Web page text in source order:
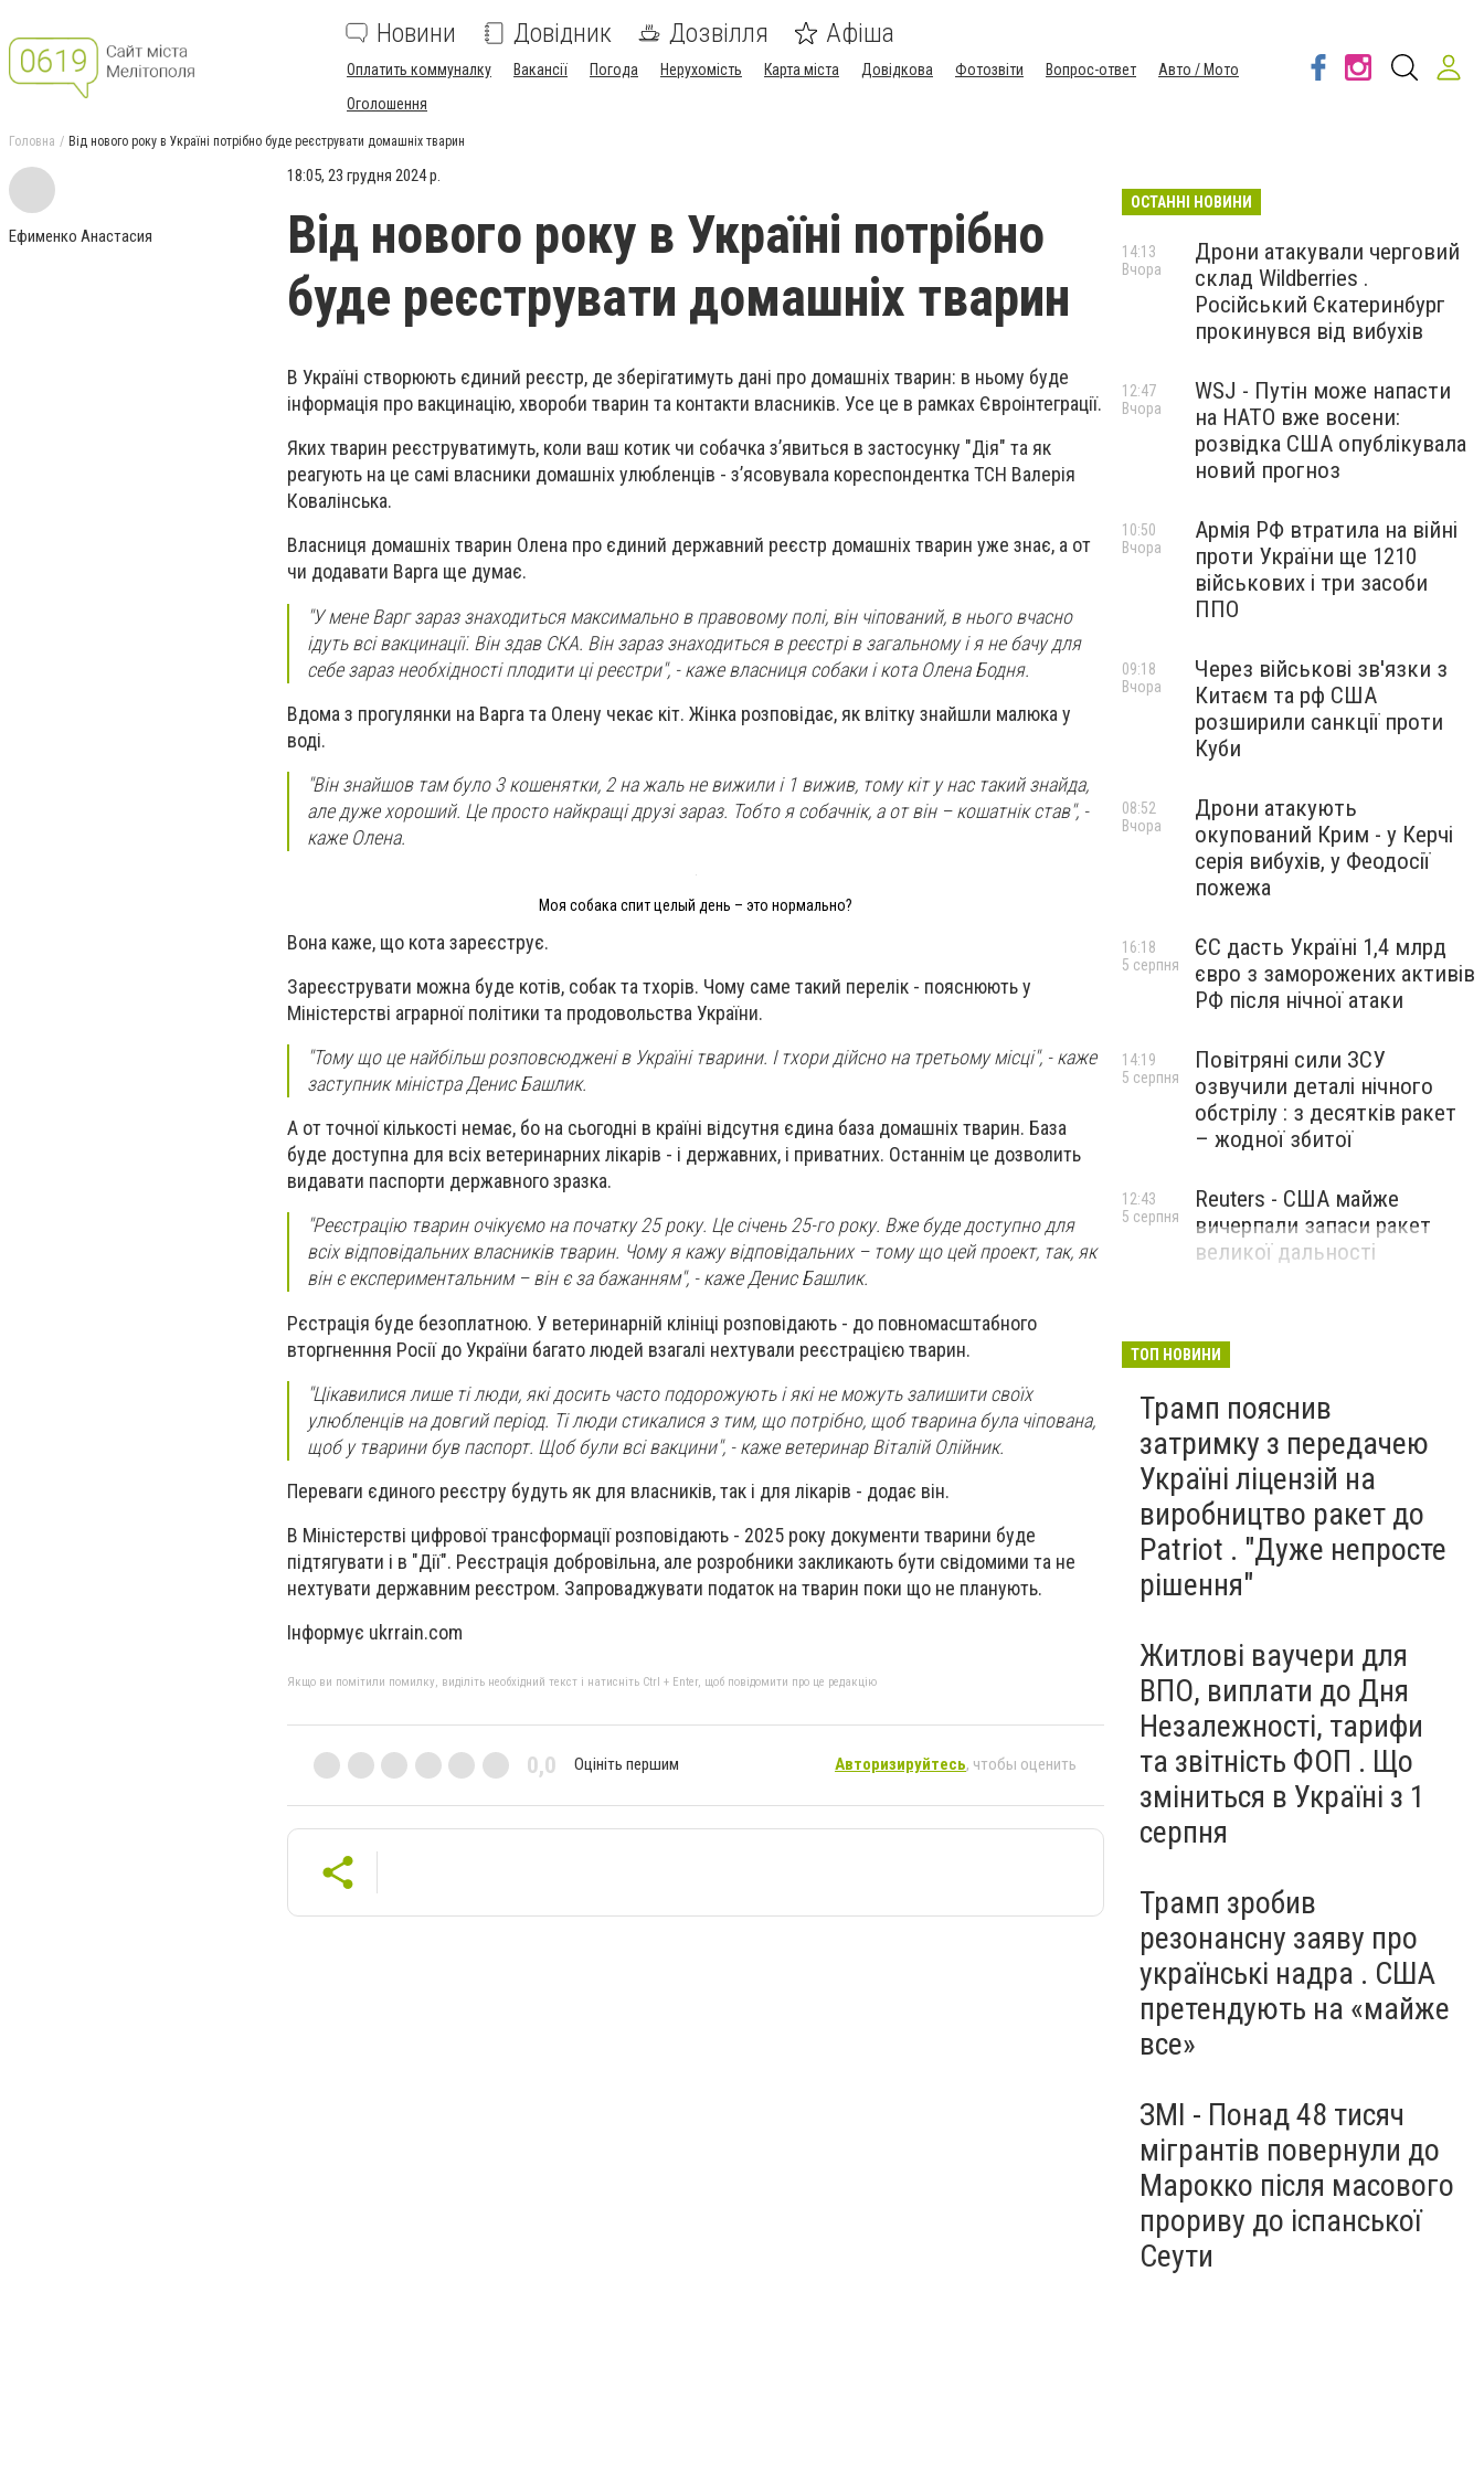
Новини Довідник Дозвілля Афіша
Оплатить коммуналку Вакансії Погода Нерухомість Карта міста Довідкова Фотозвіти Вопрос-ответ
Авто / Мото
Оголошення
Головна Від нового року в Україні потрібно буде реєструвати домашніх тварин
Ефименко Анастасия
18:05, 23 грудня 2024 р.
Від нового року в Україні потрібно
буде реєструвати домашніх тварин
В Україні створюють єдиний реєстр, де зберігатимуть дані про домашніх тварин: в ньому буде
інформація про вакцинацію, хвороби тварин та контакти власників. Усе це в рамках Євроінтеграції.
Яких тварин реєструватимуть, коли ваш котик чи собачка з’явиться в застосунку "Дія" та як
реагують на це самі власники домашніх улюбленців - з’ясовувала кореспондентка ТСН Валерія
Ковалінська.
Власниця домашніх тварин Олена про єдиний державний реєстр домашніх тварин уже знає, а от
чи додавати Варга ще думає.
"У мене Варг зараз знаходиться максимально в правовому полі, він чіпований, в нього вчасно
ідуть всі вакцинації. Він здав СКА. Він зараз знаходиться в реєстрі в загальному і я не бачу для
себе зараз необхідності плодити ці реєстри", - каже власниця собаки і кота Олена Бодня.
Вдома з прогулянки на Варга та Олену чекає кіт. Жінка розповідає, як влітку знайшли малюка у
воді.
"Він знайшов там було 3 кошенятки, 2 на жаль не вижили і 1 вижив, тому кіт у нас такий знайда,
але дуже хороший. Це просто найкращі друзі зараз. Тобто я собачнік, а от він – кошатнік став", -
каже Олена.
Моя собака спит целый день – это нормально?
Вона каже, що кота зареєструє.
Зареєструвати можна буде котів, собак та тхорів. Чому саме такий перелік - пояснюють у
Міністерстві аграрної політики та продовольства України.
"Тому що це найбільш розповсюджені в Україні тварини. І тхори дійсно на третьому місці", - каже
заступник міністра Денис Башлик.
А от точної кількості немає, бо на сьогодні в країні відсутня єдина база домашніх тварин. База
буде доступна для всіх ветеринарних лікарів - і державних, і приватних. Останнім це дозволить
видавати паспорти державного зразка.
"Реєстрацію тварин очікуємо на початку 25 року. Це січень 25-го року. Вже буде доступно для
всіх відповідальних власників тварин. Чому я кажу відповідальних – тому що цей проект, так, як
він є експериментальним – він є за бажанням", - каже Денис Башлик.
Рєстрація буде безоплатною. У ветеринарній клініці розповідають - до повномасштабного
вторгненння Росії до України багато людей взагалі нехтували реєстрацією тварин.
"Цікавилися лише ті люди, які досить часто подорожують і які не можуть залишити своїх
улюбленців на довгий період. Ті люди стикалися з тим, що потрібно, щоб тварина була чіпована,
щоб у тварини був паспорт. Щоб були всі вакцини", - каже ветеринар Віталій Олійник.
Переваги єдиного реєстру будуть як для власників, так і для лікарів - додає він.
В Міністерстві цифрової трансформації розповідають - 2025 року документи тварини буде
підтягувати і в "Дії". Реєстрація добровільна, але розробники закликають бути свідомими та не
нехтувати державним реєстром. Запроваджувати податок на тварин поки що не планують.
Інформує ukrrain.com
Якщо ви помітили помилку, виділіть необхідний текст і натисніть Ctrl + Enter, щоб повідомити про це редакцію
0,0 Оцініть першим Авторизируйтесь, чтобы оценить
ОСТАННІ НОВИНИ
Дрони атакували черговий
склад Wildberries .
Російський Єкатеринбург
прокинувся від вибухів
14:13
Вчора
WSJ - Путін може напасти
на НАТО вже восени:
розвідка США опублікувала
новий прогноз
12:47
Вчора
Армія РФ втратила на війні
проти України ще 1210
військових і три засоби
ППО
10:50
Вчора
Через військові зв'язки з
Китаєм та рф США
розширили санкції проти
Куби
09:18
Вчора
Дрони атакують
окупований Крим - у Керчі
серія вибухів, у Феодосії
пожежа
08:52
Вчора
ЄС дасть Україні 1,4 млрд
євро з заморожених активів
РФ після нічної атаки
16:18
5 серпня
Повітряні сили ЗСУ
озвучили деталі нічного
обстрілу : з десятків ракет
– жодної збитої
14:19
5 серпня
Reuters - США майже
вичерпали запаси ракет
великої дальності
12:43
5 серпня
ТОП НОВИНИ
Трамп пояснив
затримку з передачею
Україні ліцензій на
виробництво ракет до
Patriot . "Дуже непросте
рішення"
Житлові ваучери для
ВПО, виплати до Дня
Незалежності, тарифи
та звітність ФОП . Що
зміниться в Україні з 1
серпня
Трамп зробив
резонансну заяву про
українські надра . США
претендують на «майже
все»
ЗМІ - Понад 48 тисяч
мігрантів повернули до
Марокко після масового
прориву до іспанської
Сеути